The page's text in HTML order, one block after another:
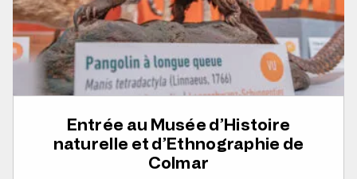
Entrée au Musée d’Histoire
naturelle et d’Ethnographie de
Colmar